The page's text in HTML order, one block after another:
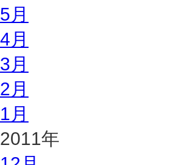
5月
4月
3月
2月
1月
2011年